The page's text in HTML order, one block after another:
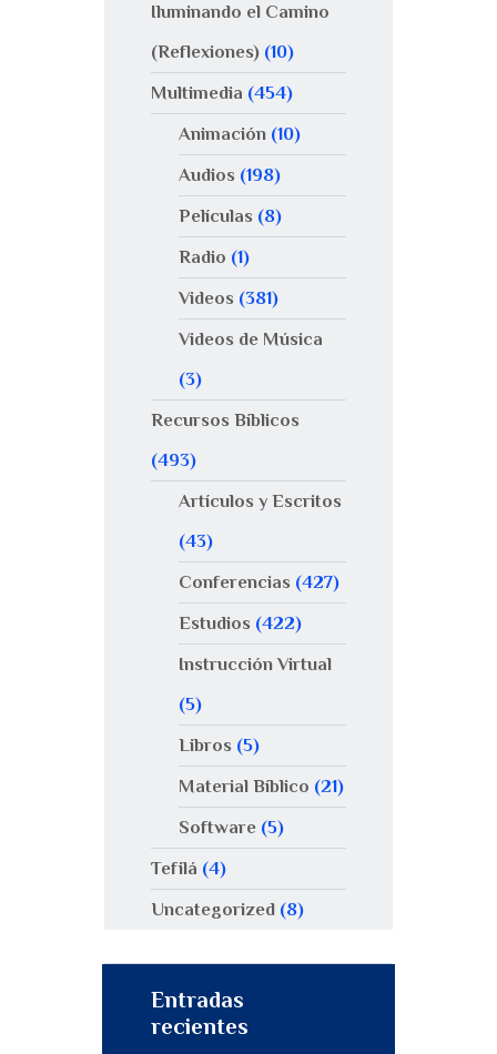
Iluminando el Camino
(Reflexiones) (10)
Multimedia (454)
Animación(10)
Audios (198)
Películas (8)
Radio (1)
Videos (381)
Videos de Música
(3)
Recursos Bíblicos
(493)
Artículos y Escritos
(43)
Conferencias (427)
Estudios (422)
Instrucción Virtual
(5)
Libros (5)
Material Bíblico (21)
Software(5)
Tefilá (4)
Uncategorized (8)
Entradas
recientes